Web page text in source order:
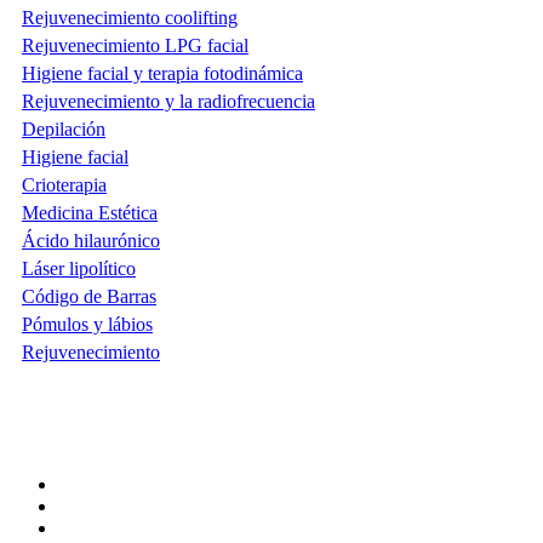
Rejuvenecimiento coolifting
Rejuvenecimiento LPG facial
Higiene facial y terapia fotodinámica
Rejuvenecimiento y la radiofrecuencia
Depilación
Higiene facial
Crioterapia
Medicina Estética
Ácido hilaurónico
Láser lipolítico
Código de Barras
Pómulos y lábios
Rejuvenecimiento